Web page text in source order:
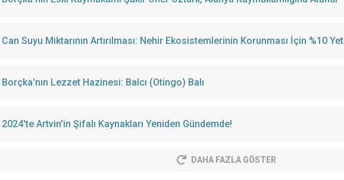
Can Suyu Miktarının Artırılması: Nehir Ekosistemlerinin Korunması İçin %10
Borçka'nın Lezzet Hazinesi: Balcı (Otingo) Balı
2024'te Artvin'in Şifalı Kaynakları Yeniden Gündemde!
DAHA FAZLA GÖSTER